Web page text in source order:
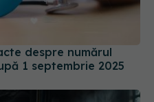
despre numărul